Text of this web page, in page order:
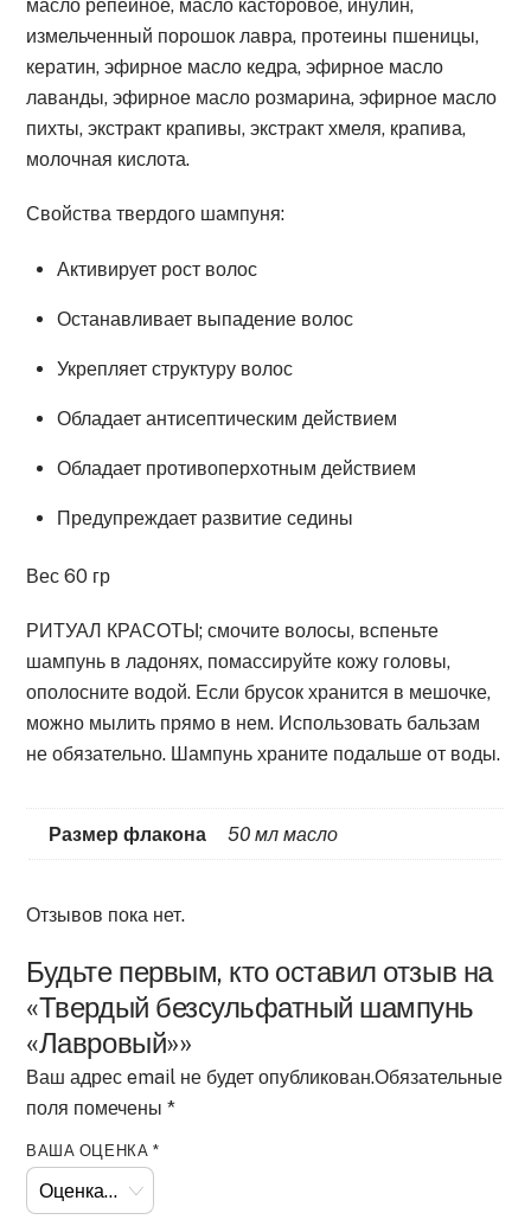
масло репейное, масло касторовое, инулин,
измельченный порошок лавра, протеины пшеницы,
кератин, эфирное масло кедра, эфирное масло
лаванды, эфирное масло розмарина, эфирное масло
пихты, экстракт крапивы, экстракт хмеля, крапива,
молочная кислота.
Свойства твердого шампуня:
Активирует рост волос
Останавливает выпадение волос
Укрепляет структуру волос
Обладает антисептическим действием
Обладает противоперхотным действием
Предупреждает развитие седины
Вес 60 гр
РИТУАЛ КРАСОТЫ; смочите волосы, вспеньте
шампунь в ладонях, помассируйте кожу головы,
ополосните водой. Если брусок хранится в мешочке,
можно мылить прямо в нем. Использовать бальзам
не обязательно. Шампунь храните подальше от воды.
Размер флакона 50 мл масло
Отзывов пока нет.
Будьте первым, кто оставил отзыв на
«Твердый безсульфатный шампунь
«Лавровый»»
Ваш адрес email не будет опубликован.Обязательные
поля помечены*
ВАША ОЦЕНКА *